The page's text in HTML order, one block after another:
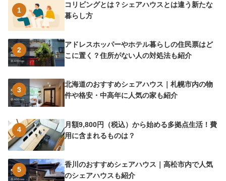
1
コリビングとは？シェアハウスとは違う新たな
暮らし方
2
アドレスホッパーやホテル暮らしの住民票はど
こに置く？住所がない人の対処法も紹介
3
北海道のおすすめシェアハウス｜札幌市内の物
件や格安・中高年に人気の家も紹介
4
月額9,800円（税込）から始める多拠点生活！費
用に含まれるものは？
5
香川のおすすめシェアハウス｜高松市内で人気
のシェアハウスも紹介